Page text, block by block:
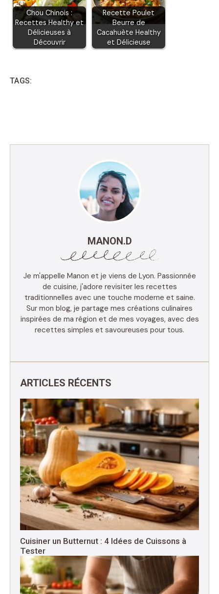
Chou Chinois :
Recettes Healthy et
Délicieuses à
Découvrir
Recette Poulet
Beurre de
Cacahuète Healthy
et Délicieuse
TAGS:
MANON.D
Je m'appelle Manon et je viens de Lyon. Passionnée
de cuisine, j'adore revisiter les recettes
traditionnelles avec une touche moderne et saine.
Sur mon blog, je partage mes créations culinaires
inspirées de ma région et de mes voyages, avec des
recettes simples et savoureuses pour tous.
ARTICLES RÉCENTS
Cuisiner un Butternut : 4 Idées de Cuissons à
Tester